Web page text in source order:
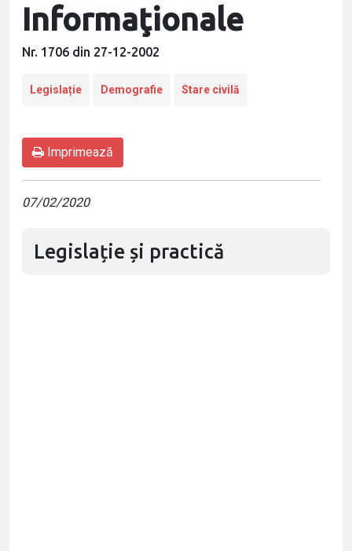
Informaţionale
Nr. 1706 din 27-12-2002
Legislație Demografie Stare civilă
Imprimează
07/02/2020
Legislație și practică